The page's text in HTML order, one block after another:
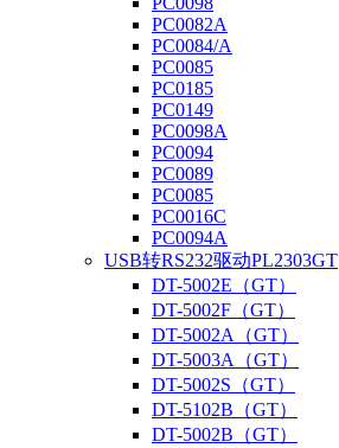
PC0082A
PC0084/A
PC0085
PC0185
PC0149
PC0098A
PC0094
PC0089
PC0085
PC0016C
PC0094A
USB转RS232驱动PL2303GT
DT-5002E（GT）
DT-5002F（GT）
DT-5002A（GT）
DT-5003A（GT）
DT-5002S（GT）
DT-5102B（GT）
DT-5002B（GT）